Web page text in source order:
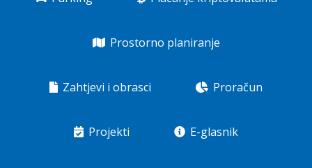
Prostorno planiranje
Zahtjevi i obrasci Proračun
Projekti E-glasnik